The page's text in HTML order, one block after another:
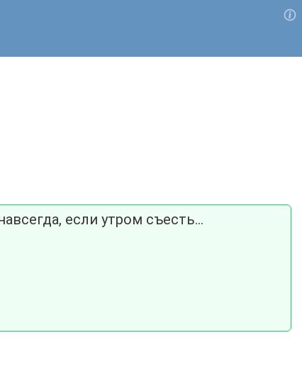
если утром съесть...